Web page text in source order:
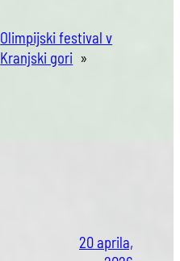
Olimpijski festival v
Kranjski gori »
20 aprila,